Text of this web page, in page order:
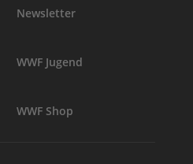
Newsletter
WWF Jugend
WWF Shop